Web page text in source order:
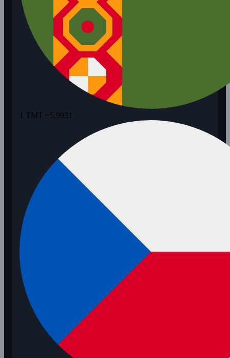
1 TMT =5,9931